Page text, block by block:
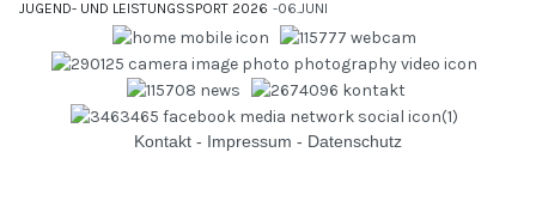
JUGEND- UND LEISTUNGSSPORT 2026 06.JUNI
Kontakt - Impressum - Datenschutz